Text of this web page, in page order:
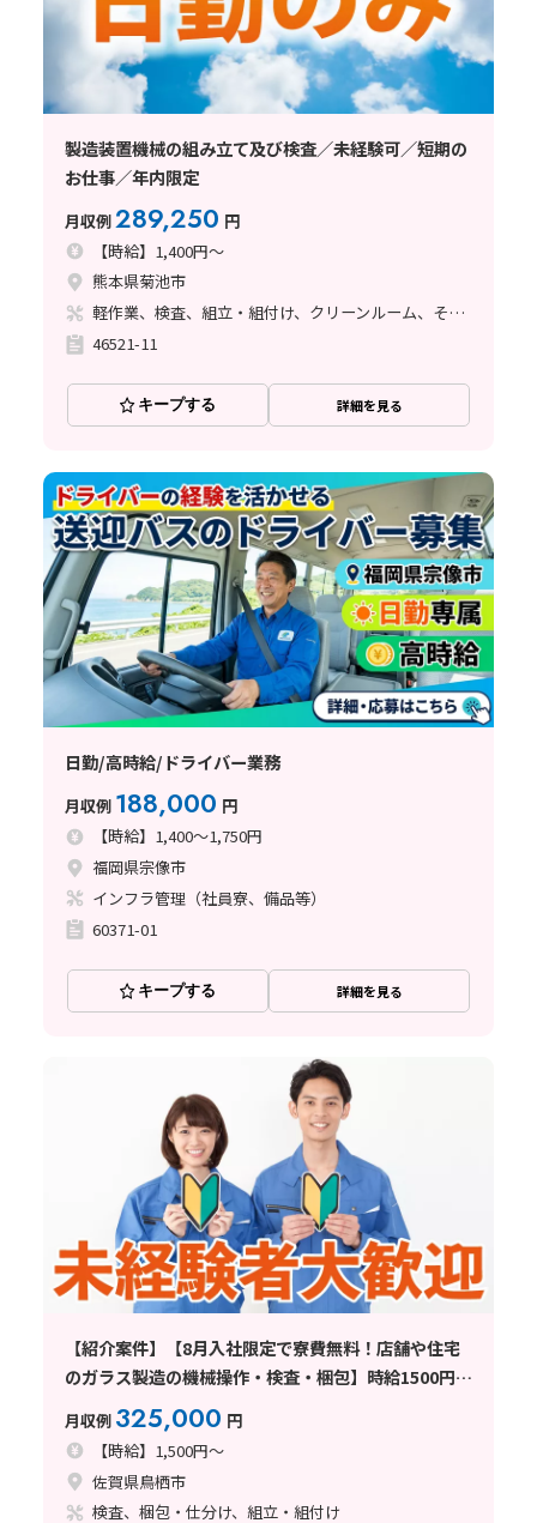
製造装置機械の組み立て及び検査／未経験可／短期の
お仕事／年内限定
月収例289,250 円
【時給】1,400円～
熊本県菊池市
軽作業、検査、組立・組付け、クリーンルーム、その他
46521-11
キープする 詳細を見る
日勤/高時給/ドライバー業務
月収例 188,000 円
【時給】1,400～1,750円
福岡県宗像市
インフラ管理（社員寮、備品等）
60371-01
キープする 詳細を見る
【紹介案件】【8月入社限定で寮費無料！店舗や住宅
のガラス製造の機械操作・検査・梱包】時給1500円/2
交替/佐賀県鳥栖市曽根崎町/土日休み/未経験から月収
例32.5万円以上可能◎8月中旬入社
月収例 325,000 円
【時給】1,500円～
佐賀県鳥栖市
検査、梱包・仕分け、組立・組付け